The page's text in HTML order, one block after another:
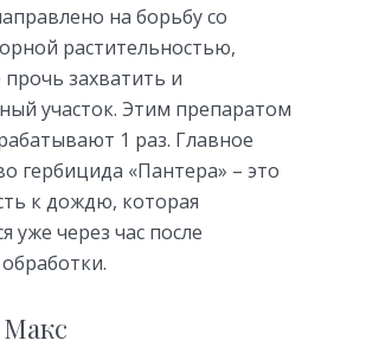
на борьбу со
растительностью,
прочь захватить и
участок. Этим препаратом
1 раз. Главное
гербицида «Пантера» – это
к дождю, которая
уже через час после
Макс